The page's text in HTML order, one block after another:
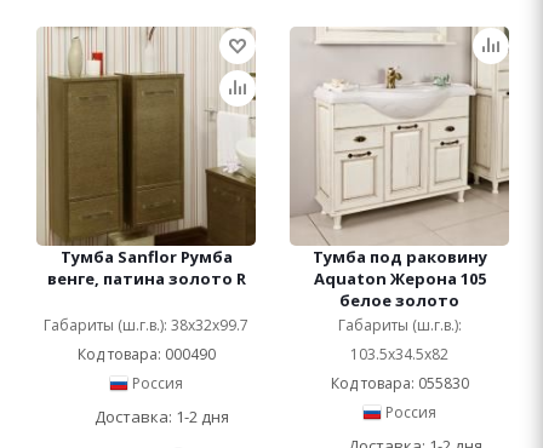
Тумба Sanflor Румба
венге, патина золото R
Габариты (ш.г.в.): 38x32x99.7
Код товара: 000490
Россия
Доставка: 1-2 дня
Тумба под раковину
Aquaton Жерона 105
белое золото
Габариты (ш.г.в.):
103.5x34.5x82
Код товара: 055830
Россия